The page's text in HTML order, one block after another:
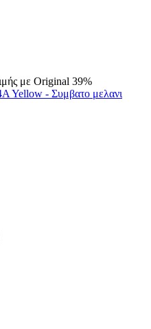
με Original 39%
Yellow - Συμβατο μελανι